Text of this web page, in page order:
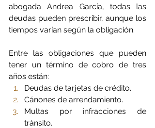
abogada Andrea García, todas las
deudas pueden prescribir, aunque los
tiempos varían según la obligación.
Entre las obligaciones que pueden
tener un término de cobro de tres
años están:
Deudas de tarjetas de crédito.
Cánones de arrendamiento.
Multas por infracciones de
tránsito.